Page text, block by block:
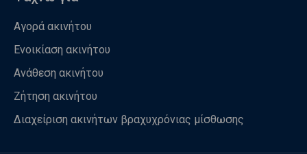
Αγορά ακινήτου
Ενοικίαση ακινήτου
Ανάθεση ακινήτου
Ζήτηση ακινήτου
Διαχείριση ακινήτων βραχυχρόνιας μίσθωσης